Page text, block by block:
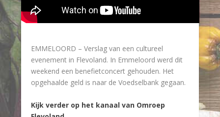
EMMELOORD – Verslag van een cultureel
evenement in Flevoland. In Emmeloord werd dit
weekend een benefietconcert gehouden. Het
opgehaalde geld is naar de Voedselbank gegaan.
Kijk verder op het kanaal van Omroep